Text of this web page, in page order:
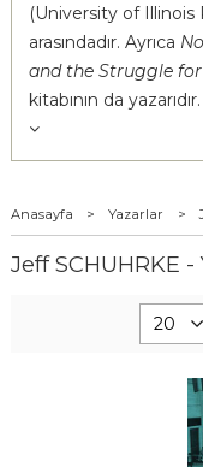
(University of Illinois
arasındadır. Ayrıca
and the Struggle
kitabının da yazarıdır.
Anasayfa > Yazarlar >
Jeff SCHUHRKE -